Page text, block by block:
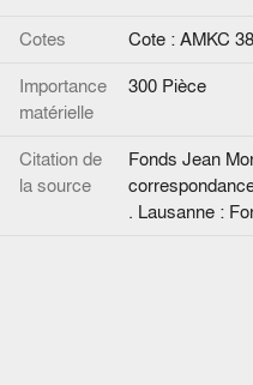
Cotes
Cote : AMKC
Importance
matérielle
300 Pièce
Citation de
la source
Fonds Jean
. Lausanne :